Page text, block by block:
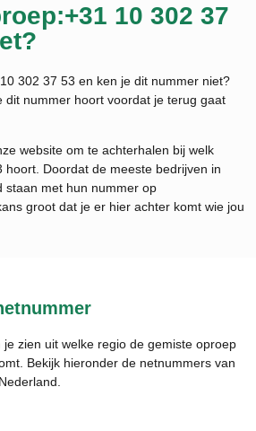
10 302 37
302 37 53 en ken je dit nummer niet?
dit nummer hoort voordat je terug gaat
website om te achterhalen bij welk
hoort. Doordat de meeste bedrijven in
staan met hun nummer op
groot dat je er hier achter komt wie jou
zien uit welke regio de gemiste oproep
Bekijk hieronder de netnummers van